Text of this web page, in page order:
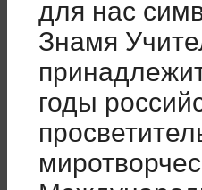
для нас
Знамя
годы